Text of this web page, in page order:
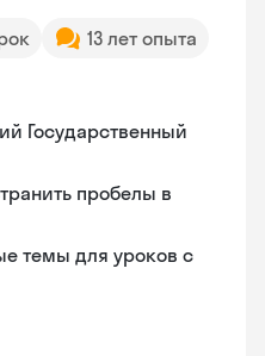
13 лет опыта
Государственный
пробелы в
темы для уроков с